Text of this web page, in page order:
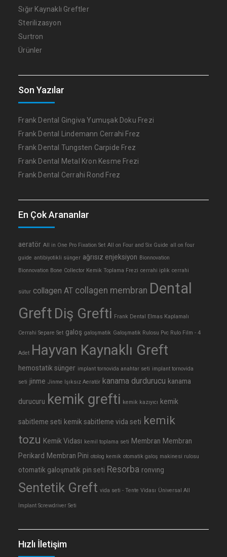
Sığır Kaynaklı Greftler
Sterilizasyon
Surtron
Ürünler
Son Yazılar
Frank Dental Gingiva Yumuşak Doku Frezi
Frank Dental Lindemann Cerrahi Frez
Frank Dental Tungsten Carpide Frez
Frank Dental Metal Kron Kesme Frezi
Frank Dental Cerrahi Rond Frez
En Çok Arananlar
aeratör All in One Pro Fixation Set All on Four and Six Guide all on four
guide antibiyotikli sünger ağrısız enjeksiyon Bionnovation
Bionnovation Bone Collector Kemik Toplama Frezi cerrahi iplik cerrahi
sütur collagen AT collagen membran Dental
Greft Diş Grefti Frank Dental Elmas Kaplamalı
Cerrahi Separe Set galoş galoşmatik Galoşmatik Rulosu Pvc Rulo Film - 4
Adet Hayvan Kaynaklı Greft
hemostatik sünger implant tornovida anahtar seti implant tornovida
seti jinme Jinme Işıksız Aeratör kanama durdurucu kanama
durucuru kemik grefti kemik kazıyıcı kemik
sabitleme seti kemik sabitleme vida seti kemik
tozu Kemik Vidası kemil toplama seti Membran Membran
Perikard Membran Pini otolog kemik otomatik galoş makinesi rulosu
otomatik galoşmatik pin seti Resorba ronvıng
Sentetik Greft vida seti - Tente Vidası Üniversal All
İmplant Screwdriver Seti
Hızlı İletişim